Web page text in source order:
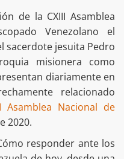
de la CXIII Asamblea
Venezolano el
sacerdote jesuita Pedro
misionera como
diariamente en
relacionado
Asamblea Nacional de
2020.
responder ante los